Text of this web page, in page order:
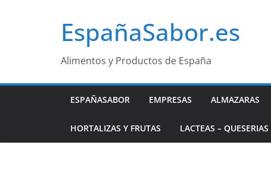
EspañaSabor.es
Alimentos y Productos de España
ESPAÑASABOR EMPRESAS ALMAZARAS
HORTALIZAS Y FRUTAS LACTEAS – QUESERIAS